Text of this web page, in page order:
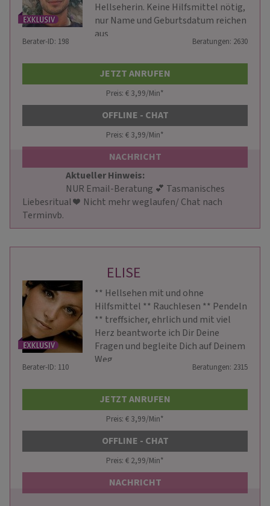
Hellseherin. Keine Hilfsmittel nötig,
nur Name und Geburtsdatum reichen
aus
Berater-ID: 198 Beratungen: 2630
JETZT ANRUFEN
Preis: € 3,99/Min*
OFFLINE - CHAT
Preis: € 3,99/Min*
NACHRICHT
Aktueller Hinweis:
Liebesritual ❤ ️ Nicht mehr weglaufen/ Chat nach
Terminvb.
ELISE
** Hellsehen mit und ohne
Hilfsmittel ** Rauchlesen ** Pendeln
** treffsicher, ehrlich und mit viel
Herz beantworte ich Dir Deine
Fragen und begleite Dich auf Deinem
Weg
Berater-ID: 110 Beratungen: 2315
JETZT ANRUFEN
Preis: € 3,99/Min*
OFFLINE - CHAT
Preis: € 2,99/Min*
NACHRICHT